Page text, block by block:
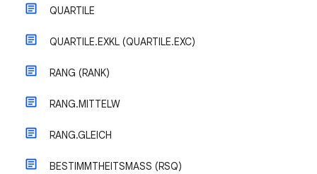
QUARTILE
QUARTILE.EXKL (QUARTILE.EXC)
RANG (RANK)
RANG.MITTELW
RANG.GLEICH
BESTIMMTHEITSMASS (RSQ)